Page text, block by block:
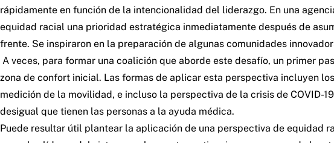
rápidamente en función de la intencionalidad del liderazgo. En una
equidad racial una prioridad estratégica inmediatamente después de
frente. Se inspiraron en la preparación de algunas comunidades
A veces, para formar una coalición que aborde este desafío, un primer
zona de confort inicial. Las formas de aplicar esta perspectiva incluyen
medición de la movilidad, e incluso la perspectiva de la crisis de COVID-
desigual que tienen las personas a la ayuda médica.
Puede resultar útil plantear la aplicación de una perspectiva de equidad